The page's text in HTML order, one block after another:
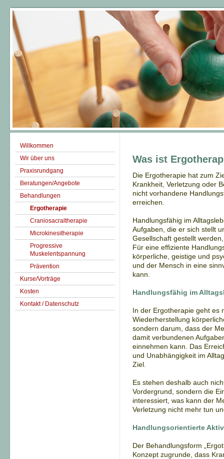
Willkommen
Wir über uns
Praxisrundgang
Beratungen/Angebote
Behandlungen
Ergotherapie
Craniosacraltherapie
Microkinesitherapie
Progressive
Muskelentspannung
Prävention
Kurse/Vorträge
Kosten
Kontakt / Datenschutz
Was ist
Die Ergotherapie hat zum
Krankheit, Verletzung oder
nicht vorhandene
erreichen.
Handlungsfähig im
Aufgaben, die er sich stellt
Gesellschaft gestellt
Für eine effiziente
körperliche, geistige und
und der Mensch in eine
kann.
Handlungsfähig im
In der Ergotherapie geht es
Wiederherstellung
sondern darum, dass der
damit verbundenen
einnehmen kann. Das
und Unabhängigkeit im
Ziel.
Es stehen deshalb auch
Vordergrund, sondern die
interessiert, was kann der
Verletzung nicht mehr tun
Handlungsorientierte
Der Behandlungsform
Konzept zugrunde, dass